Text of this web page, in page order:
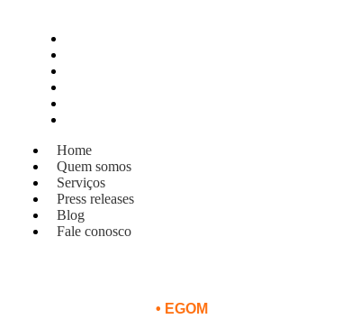
Home
Quem somos
Serviços
Press releases
Blog
Fale conosco
• EGOM